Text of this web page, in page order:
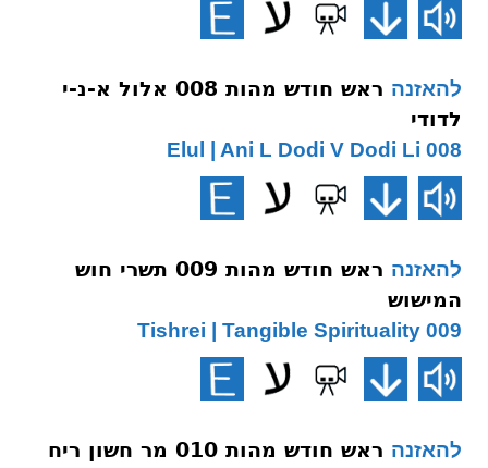
להאזנה
ראש חודש מהות 008 אלול א-נ-י
לדודי
008 Elul | Ani L Dodi V Dodi Li
להאזנה
ראש חודש מהות 009 תשרי חוש
המישוש
009 Tishrei | Tangible Spirituality
להאזנה ראש חודש מהות 010 מר חשון ריח